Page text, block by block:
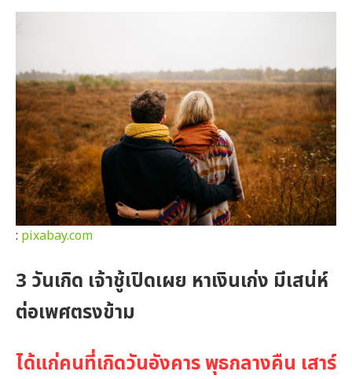
: pixabay.com
3 วันเกิด เจ้าชู้เปิดเผย หาเงินเก่ง มีเสน่ห์
ต่อเพศตรงข้าม
ได้แก่คนที่เกิดวันอังคาร พุธกลางคืน เสาร์